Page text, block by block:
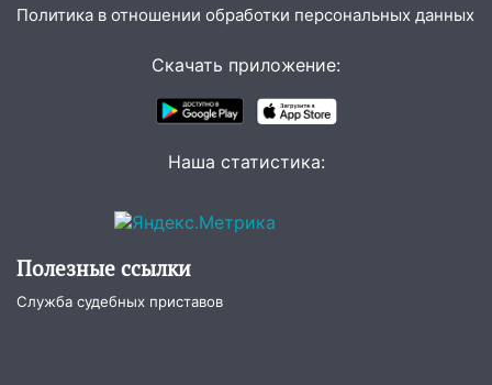
обвиняли в жестоком обращении с
Ульяновской области перевозчик
120 тысяч долга
11:49 Снят режим «Ракетная
области
Политика в отношении обработки персональных данных
Скачать приложение:
Наша статистика:
Полезные ссылки
Служба судебных приставов